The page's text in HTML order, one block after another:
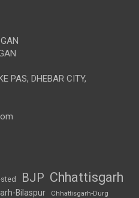
PAS, DHEBAR CITY,
BJP Chhattisgarh
Bilaspur Chhattisgarh-Durg